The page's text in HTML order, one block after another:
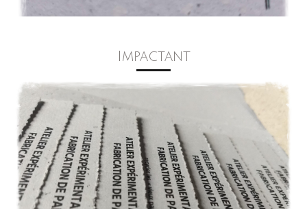
Impactant